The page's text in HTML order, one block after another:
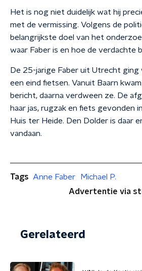
Het is nog niet duidelijk wat hij
met de vermissing. Volgens de
belangrijkste doel van het
waar Faber is en hoe de verdachte
De 25-jarige Faber uit Utrecht
een eind fietsen. Vanuit Baarn
bericht, daarna verdween ze. De
haar jas, rugzak en fiets gevonden
Huis ter Heide. Den Dolder is daar
vandaan.
Tags Anne Faber
Michael P.
Advertentie via
Gerelateerd